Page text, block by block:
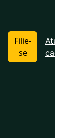
Filie-
se